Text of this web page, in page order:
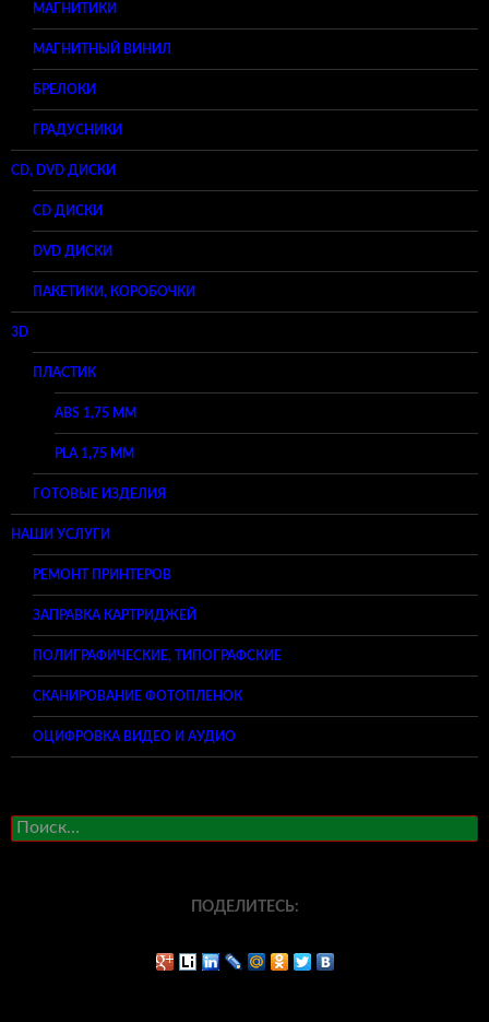
МАГНИТИКИ
МАГНИТНЫЙ ВИНИЛ
БРЕЛОКИ
ГРАДУСНИКИ
CD, DVD ДИСКИ
CD ДИСКИ
DVD ДИСКИ
ПАКЕТИКИ, КОРОБОЧКИ
3D
ПЛАСТИК
ABS 1,75 ММ
PLA 1,75 ММ
ГОТОВЫЕ ИЗДЕЛИЯ
НАШИ УСЛУГИ
РЕМОНТ ПРИНТЕРОВ
ЗАПРАВКА КАРТРИДЖЕЙ
ПОЛИГРАФИЧЕСКИЕ, ТИПОГРАФСКИЕ
СКАНИРОВАНИЕ ФОТОПЛЕНОК
ОЦИФРОВКА ВИДЕО И АУДИО
Найти:
ПОДЕЛИТЕСЬ: